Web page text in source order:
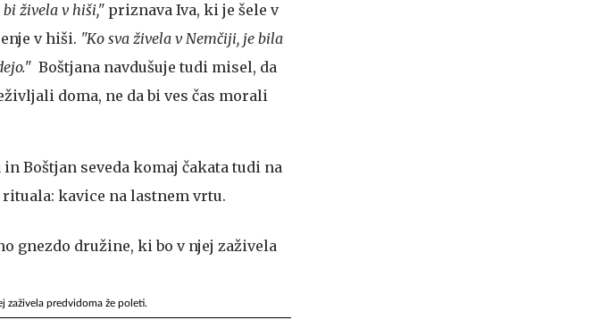
živela v hiši," priznava Iva, ki je šele v
v hiši. "Ko sva živela v Nemčiji, je bila
Boštjana navdušuje tudi misel, da
doma, ne da bi ves čas morali
Boštjan seveda komaj čakata tudi na
kavice na lastnem vrtu.
zaživela predvidoma že poleti.